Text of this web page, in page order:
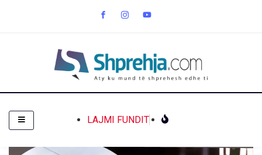
LAJMI FUNDIT